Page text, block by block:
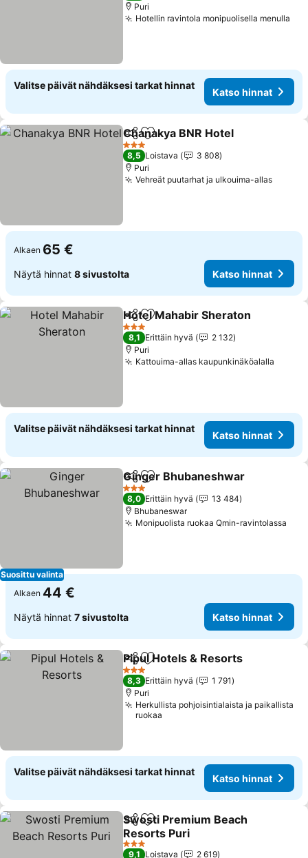
Puri
Hotellin ravintola monipuolisella menulla
Valitse päivät nähdäksesi tarkat hinnat
Katso hinnat
Jaa Lisää suosikkeihin
Chanakya BNR Hotel
3 Tähtiluokitus
8,5 Loistava
3 808
Puri
Vehreät puutarhat ja ulkouima-allasKatso
Alkaen 65 €
Näytä hinnat 8 sivustolta Katso hinnat
Jaa Lisää suosikkeihin
Hotel Mahabir Sheraton
3 Tähtiluokitus
8,1 Erittäin hyvä
2 132
Puri
Kattouima-allas kaupunkinäköalalla
Valitse päivät nähdäksesi tarkat hinnat
Katso hinnat
Suosittu valinta
Jaa Lisää suosikkeihin
Ginger Bhubaneshwar
3 Tähtiluokitus
8,0 Erittäin hyvä
13 484
Bhubaneswar
Monipuolista ruokaa Qmin-ravintolassa
Alkaen 44 €
Näytä hinnat 7 sivustolta Katso hinnat
Jaa Lisää suosikkeihin
Pipul Hotels & Resorts
3 Tähtiluokitus
8,3 Erittäin hyvä
1 791
Puri
Herkullista pohjoisintialaista ja paikallista
ruokaa
Valitse päivät nähdäksesi tarkat hinnat
Katso hinnat
Jaa Lisää suosikkeihin
Swosti Premium Beach
Resorts Puri
Katso hinnat
3 Tähtiluokitus
9,1 Loistava 2 619